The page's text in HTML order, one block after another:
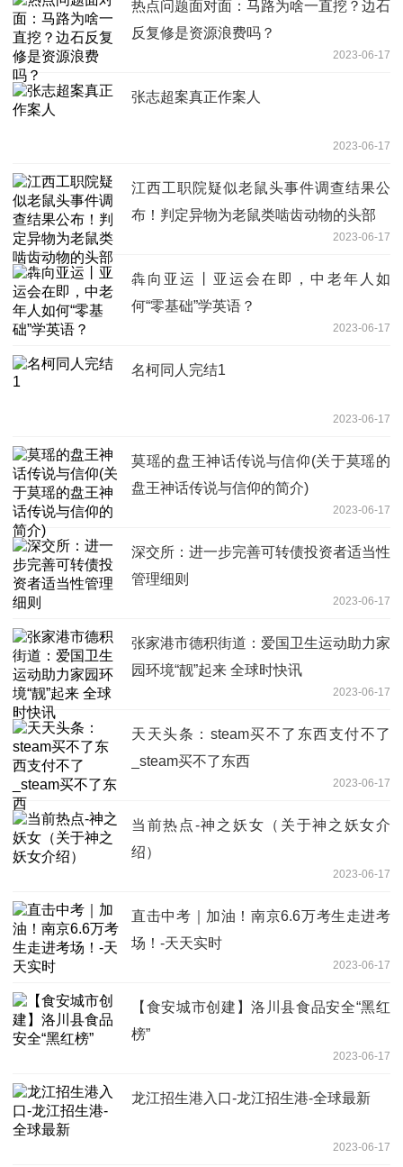
热点问题面对面：马路为啥一直挖？边石
反复修是资源浪费吗？
2023-06-17
张志超案真正作案人
2023-06-17
江西工职院疑似老鼠头事件调查结果公
布！判定异物为老鼠类啮齿动物的头部
2023-06-17
犇向亚运丨亚运会在即，中老年人如
何“零基础”学英语？
2023-06-17
名柯同人完结1
2023-06-17
莫瑶的盘王神话传说与信仰(关于莫瑶的
盘王神话传说与信仰的简介)
2023-06-17
深交所：进一步完善可转债投资者适当性
管理细则
2023-06-17
张家港市德积街道：爱国卫生运动助力家
园环境“靓”起来 全球时快讯
2023-06-17
天天头条：steam买不了东西支付不了
_steam买不了东西
2023-06-17
当前热点-神之妖女（关于神之妖女介
绍）
2023-06-17
直击中考｜加油！南京6.6万考生走进考
场！-天天实时
2023-06-17
【食安城市创建】洛川县食品安全“黑红
榜”
2023-06-17
龙江招生港入口-龙江招生港-全球最新
2023-06-17